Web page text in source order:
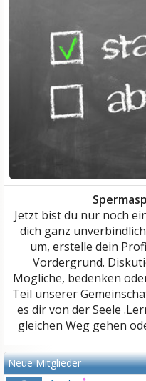
Jetzt bist du nur noch
dich ganz
um, erstelle dein
Vordergrund.
Mögliche, bedenken
Teil unserer
es dir von der Seele
gleichen Weg gehen
Neue Mitglieder